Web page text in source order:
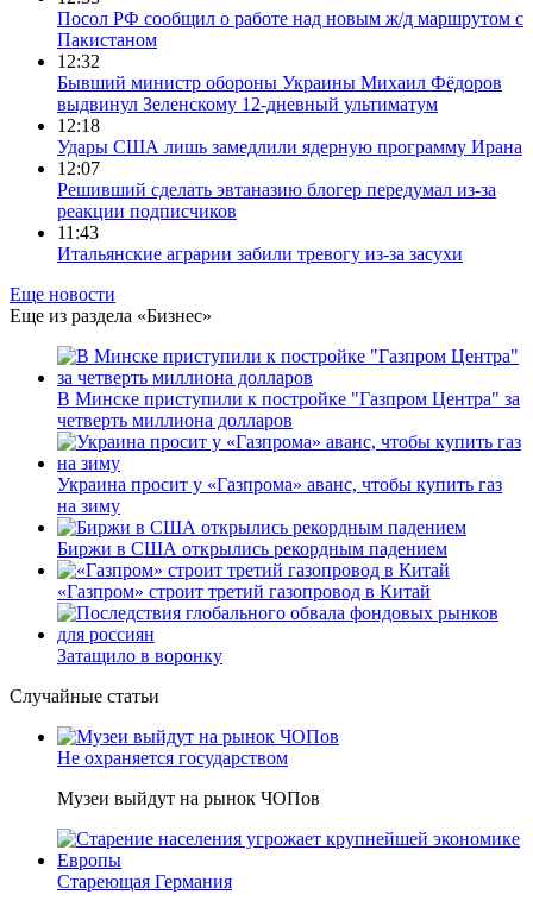
Ваш счёт
«Станция ожидания»
для дольщиков
Премьер закавказской республики Никол Пашинян заявил,
что его страна может потребовать у Москвы до 2 млрд
долларов ежегодно за аренду Южно-Кавказской железной
дороги (ЮКЖД). В настоящий момент та эксплуатируется
«дочкой» ОАО «РЖД», причём исключительно за российский
счёт. И в складывающейся ситуации, кажется, больше
вопросов не к Еревану, а к гендиректору монополии Олегу
Белозёрову.
По мнениюПашиняна, он не высказал ничего из ряда вон
выходящего. Дескать, Ереван считает транспортную сеть
своей собственностью и теперь намерен просить за аренду
эксперты, армянская сторона, выставляя этот счёт, не
раскрыла методику его калькуляции, то есть, получается,
взяла цифры с потолка. Отдельно стоит отметить, что
заключённый в 2008 году между Арменией и ОАО «РЖД»
концессионный договор, согласно которому российская
компания получила в управление «железку» республики до
2038-го, вероятно, вовсе не предусматривает такой
постановки вопроса.
Неудивительно, что гендиректор РЖДБелозёров, реагируя на
словесные интервенции Пашиняна, выступил со словно
растерянно-обиженным комментарием. И, кажется, стало
только хуже. Как отметил менеджер, ЮКЖД и РЖД
«последовательно и в полном объёме исполняют взятые на
себя обязательства в рамках концессионного договора от
дорогу, при этом освободив бюджет республики от затрат
никогда не выплачивались, вся прибыль шла на развитие
железной дороги», – добавил Белозёров.
И в самом деле. Российская сторона поставляла Армении
повреждённые стихией, выплатила в казну закавказской
республики 15 млрд рублей налогов, пускала прибыль на
развитие местной железнодорожной инфраструктуры.